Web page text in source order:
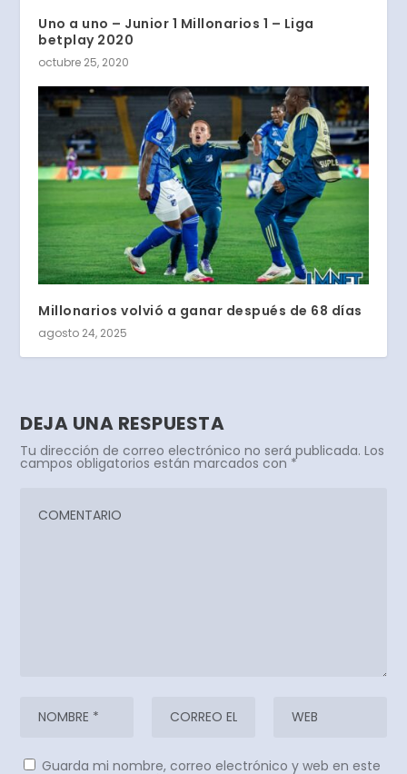
Uno a uno – Junior 1 Millonarios 1 – Liga
betplay 2020
octubre 25, 2020
Millonarios volvió a ganar después de 68 días
agosto 24, 2025
DEJA UNA RESPUESTA
Tu dirección de correo electrónico no será publicada. Los
campos obligatorios están marcados con *
Guarda mi nombre, correo electrónico y web en este